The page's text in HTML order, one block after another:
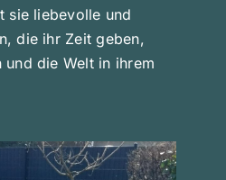
sie liebevolle und
die ihr Zeit geben,
und die Welt in ihrem